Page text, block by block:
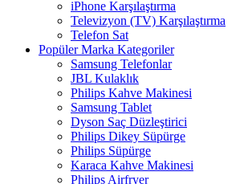
iPhone Karşılaştırma
Televizyon (TV) Karşılaştırma
Telefon Sat
Popüler Marka Kategoriler
Samsung Telefonlar
JBL Kulaklık
Philips Kahve Makinesi
Samsung Tablet
Dyson Saç Düzleştirici
Philips Dikey Süpürge
Philips Süpürge
Karaca Kahve Makinesi
Philips Airfryer